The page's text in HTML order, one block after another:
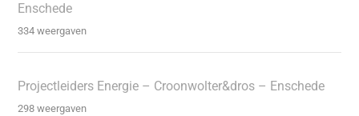
Enschede
334 weergaven
Projectleiders Energie – Croonwolter&dros – Enschede
298 weergaven